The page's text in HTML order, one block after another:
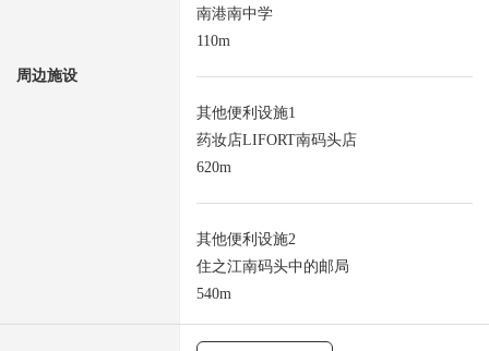
周边施设
南港南中学
110m
其他便利设施1
药妆店LIFORT南码头店
620m
其他便利设施2
住之江南码头中的邮局
540m